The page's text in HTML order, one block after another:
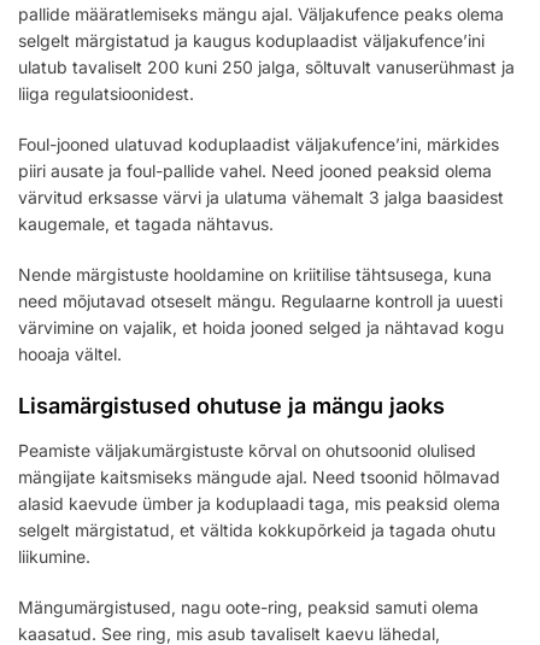
pallide määratlemiseks mängu ajal. Väljakufence peaks olema
selgelt märgistatud ja kaugus koduplaadist väljakufence’ini
ulatub tavaliselt 200 kuni 250 jalga, sõltuvalt vanuserühmast ja
liiga regulatsioonidest.
Foul-jooned ulatuvad koduplaadist väljakufence’ini, märkides
piiri ausate ja foul-pallide vahel. Need jooned peaksid olema
värvitud erksasse värvi ja ulatuma vähemalt 3 jalga baasidest
kaugemale, et tagada nähtavus.
Nende märgistuste hooldamine on kriitilise tähtsusega, kuna
need mõjutavad otseselt mängu. Regulaarne kontroll ja uuesti
värvimine on vajalik, et hoida jooned selged ja nähtavad kogu
hooaja vältel.
Lisamärgistused ohutuse ja mängu jaoks
Peamiste väljakumärgistuste kõrval on ohutsoonid olulised
mängijate kaitsmiseks mängude ajal. Need tsoonid hõlmavad
alasid kaevude ümber ja koduplaadi taga, mis peaksid olema
selgelt märgistatud, et vältida kokkupõrkeid ja tagada ohutu
liikumine.
Mängumärgistused, nagu oote-ring, peaksid samuti olema
kaasatud. See ring, mis asub tavaliselt kaevu lähedal,